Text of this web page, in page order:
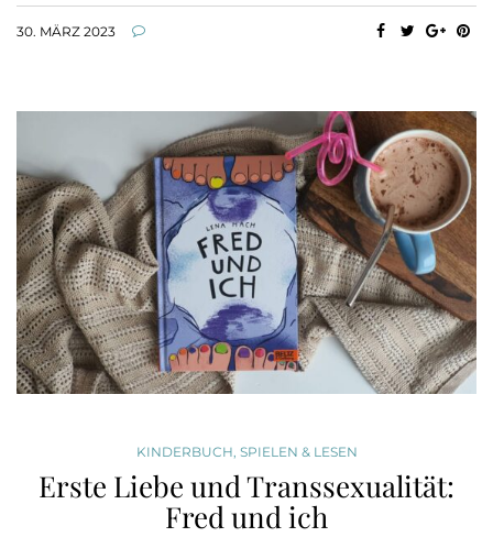
30. MÄRZ 2023
KINDERBUCH, SPIELEN & LESEN
Erste Liebe und Transsexualität:
Fred und ich